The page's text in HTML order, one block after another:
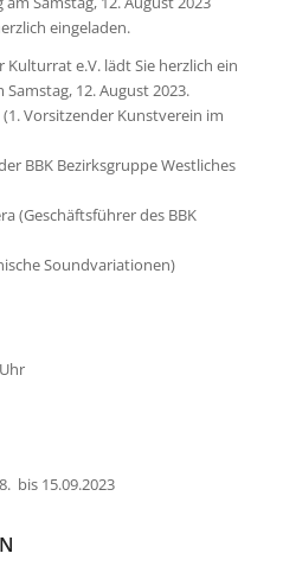
eingeladen.
e.V. lädt Sie herzlich ein
12. August 2023.
Vorsitzender Kunstverein im
BBK Bezirksgruppe Westliches
(Geschäftsführer des BBK
Soundvariationen)
bis 15.09.2023